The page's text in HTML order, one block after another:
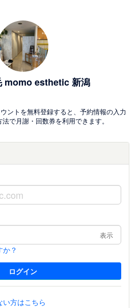
momo esthetic 新潟
ントを無料登録すると、予約情報の入力
で月謝・回数券を利用できます。
表示
？
方はこちら